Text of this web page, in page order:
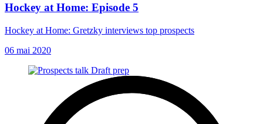
Hockey at Home: Episode 5
Hockey at Home: Gretzky interviews top prospects
06 mai 2020